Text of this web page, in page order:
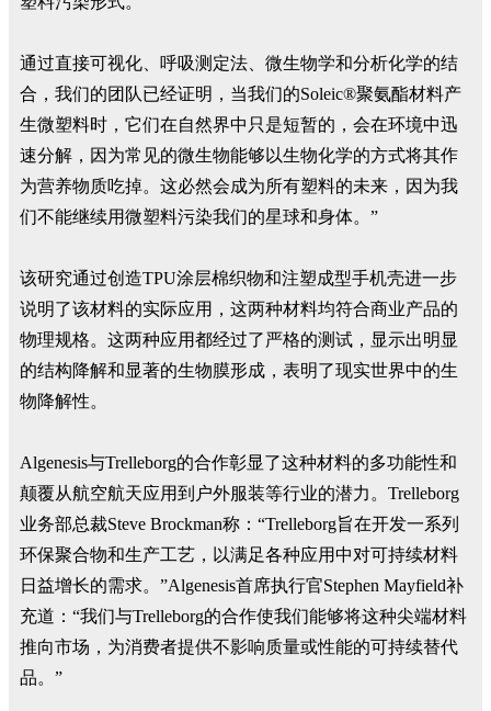
通过直接可视化、呼吸测定法、微生物学和分析化学的结
合，我们的团队已经证明，当我们的Soleic®聚氨酯材料产
生微塑料时，它们在自然界中只是短暂的，会在环境中迅
速分解，因为常见的微生物能够以生物化学的方式将其作
为营养物质吃掉。这必然会成为所有塑料的未来，因为我
们不能继续用微塑料污染我们的星球和身体。”
该研究通过创造TPU涂层棉织物和注塑成型手机壳进一步
说明了该材料的实际应用，这两种材料均符合商业产品的
物理规格。这两种应用都经过了严格的测试，显示出明显
的结构降解和显著的生物膜形成，表明了现实世界中的生
物降解性。
Algenesis与Trelleborg的合作彰显了这种材料的多功能性和
颠覆从航空航天应用到户外服装等行业的潜力。Trelleborg
业务部总裁Steve Brockman称：“Trelleborg旨在开发一系列
环保聚合物和生产工艺，以满足各种应用中对可持续材料
日益增长的需求。”Algenesis首席执行官Stephen Mayfield补
充道：“我们与Trelleborg的合作使我们能够将这种尖端材料
推向市场，为消费者提供不影响质量或性能的可持续替代
品。”